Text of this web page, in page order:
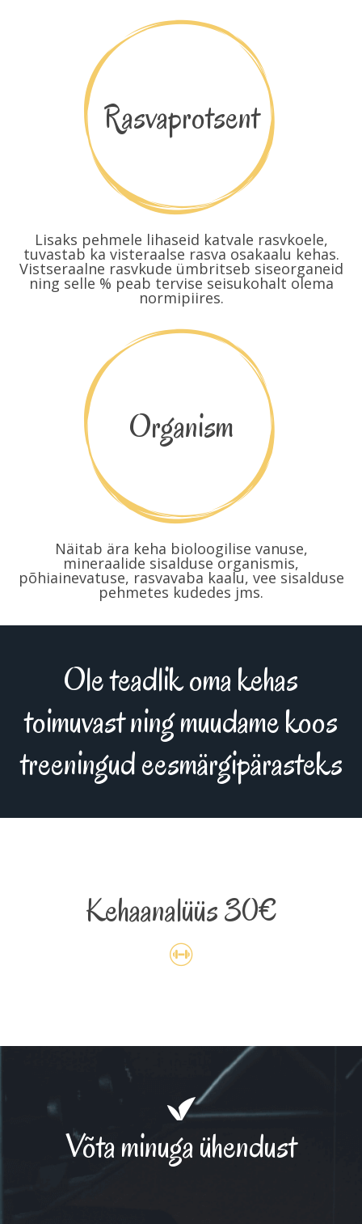
Rasvaprotsent
Lisaks pehmele lihaseid katvale rasvkoele,
tuvastab ka visteraalse rasva osakaalu kehas.
Vistseraalne rasvkude ümbritseb siseorganeid
ning selle % peab tervise seisukohalt olema
normipiires.
Organism
Näitab ära keha bioloogilise vanuse,
mineraalide sisalduse organismis,
põhiainevatuse, rasvavaba kaalu, vee sisalduse
pehmetes kudedes jms.
Ole teadlik oma kehas
toimuvast ning muudame koos
treeningud eesmärgipärasteks
Kehaanalüüs 30€
Võta minuga ühendust